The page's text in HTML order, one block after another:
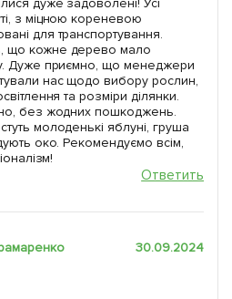
з міцною кореневою
для транспортування.
що кожне дерево мало
Дуже приємно, що менеджери
нас щодо вибору рослин,
та розміри ділянки.
без жодних пошкоджень.
молоденькі яблуні, груша
око. Рекомендуємо всім,
Ответить
30.09.2024